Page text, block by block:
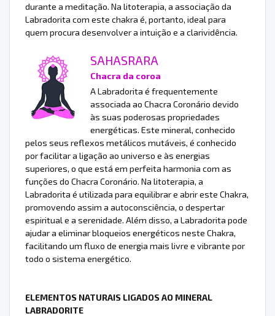
durante a meditação. Na litoterapia, a associação da
Labradorita com este chakra é, portanto, ideal para
quem procura desenvolver a intuição e a clarividência.
SAHASRARA
Chacra da coroa
A Labradorita é frequentemente
associada ao Chacra Coronário devido
às suas poderosas propriedades
energéticas. Este mineral, conhecido
pelos seus reflexos metálicos mutáveis, é conhecido
por facilitar a ligação ao universo e às energias
superiores, o que está em perfeita harmonia com as
funções do Chacra Coronário. Na litoterapia, a
Labradorita é utilizada para equilibrar e abrir este Chakra,
promovendo assim a autoconsciência, o despertar
espiritual e a serenidade. Além disso, a Labradorita pode
ajudar a eliminar bloqueios energéticos neste Chakra,
facilitando um fluxo de energia mais livre e vibrante por
todo o sistema energético.
ELEMENTOS NATURAIS LIGADOS AO MINERAL
LABRADORITE